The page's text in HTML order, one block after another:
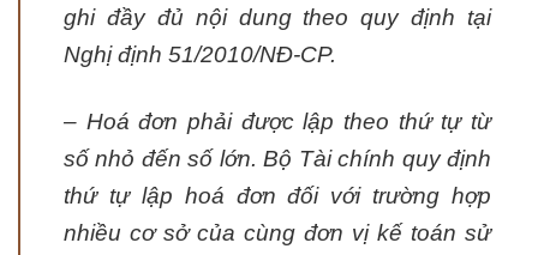
ghi đầy đủ nội dung theo quy định tại
Nghị định 51/2010/NĐ-CP.
– Hoá đơn phải được lập theo thứ tự từ
số nhỏ đến số lớn. Bộ Tài chính quy định
thứ tự lập hoá đơn đối với trường hợp
nhiều cơ sở của cùng đơn vị kế toán sử